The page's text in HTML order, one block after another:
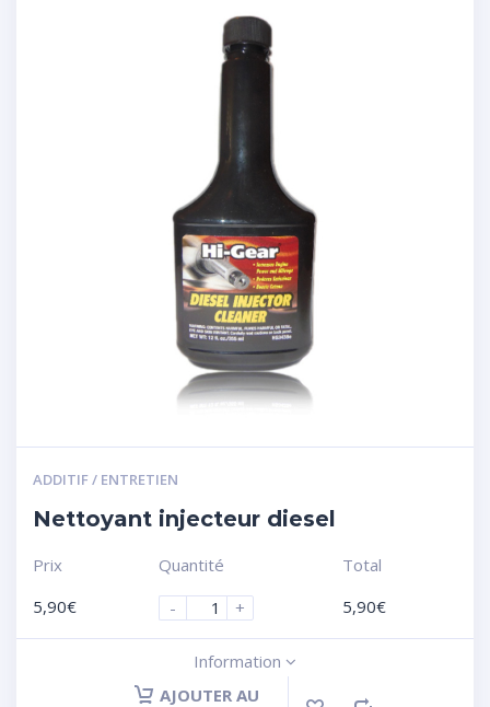
ADDITIF / ENTRETIEN
Nettoyant injecteur diesel
Prix
5,90€
Quantité
-
+
Total
5,90€
Information
AJOUTER AU